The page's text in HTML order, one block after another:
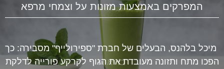
המפרקים באמצעות מזונות על וצמחי מרפא
בריאות
מיכל בלהנס, הבעלים של חברת "ספירולייף" מסבירה: כך
הפכו מתח ותזונה מעובדת את הגוף לקרקע פורייה לדלקת